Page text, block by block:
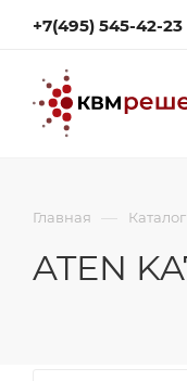
+7(495) 545-42-23
Главная — Каталог
ATEN